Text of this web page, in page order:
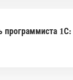
программиста